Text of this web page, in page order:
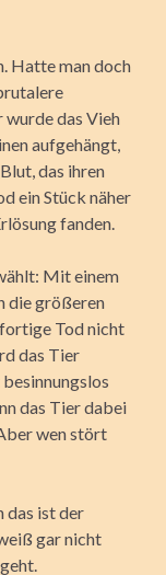
Hatte man doch
wurde das Vieh
aufgehängt,
das ihren
ein Stück näher
fanden.
Mit einem
die größeren
Tod nicht
das Tier
das Tier dabei
wen stört
das ist der
gar nicht